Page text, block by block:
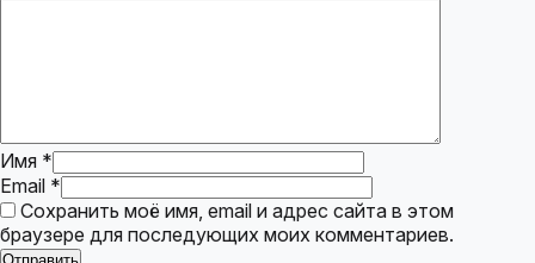
Имя *
Email *
Сохранить моё имя, email и адрес сайта в этом
браузере для последующих моих комментариев.